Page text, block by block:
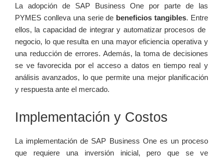
La ‍adopción de SAP ‌Business One por parte de las
PYMES ​conlleva una serie⁣ de beneficios tangibles. ⁢Entre
ellos, ‌la​ capacidad de integrar y‌ automatizar procesos de ​
negocio, lo que resulta en‌ una mayor eficiencia operativa y
una reducción de errores. Además,⁤ la toma de decisiones​
se ve favorecida ‍por el acceso a datos en tiempo real y
análisis avanzados, lo que permite una mejor planificación
y respuesta ante el ‍mercado.
Implementación ⁣y Costos
La implementación de SAP Business ​One es un proceso
que requiere una inversión ⁤inicial, pero que se ve